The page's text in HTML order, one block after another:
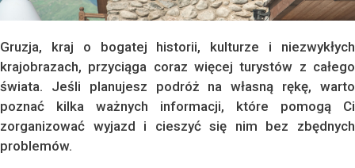
Gruzja, kraj o bogatej historii, kulturze i niezwykłych
krajobrazach, przyciąga coraz więcej turystów z całego
świata. Jeśli planujesz podróż na własną rękę, warto
poznać kilka ważnych informacji, które pomogą Ci
zorganizować wyjazd i cieszyć się nim bez zbędnych
problemów.